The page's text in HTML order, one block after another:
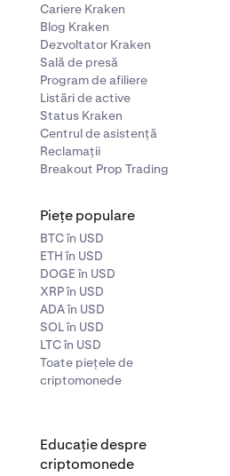
Cariere Kraken
Blog Kraken
Dezvoltator Kraken
Sală de presă
Program de afiliere
Listări de active
Status Kraken
Centrul de asistență
Reclamații
Breakout Prop Trading
Piețe populare
BTC în USD
ETH în USD
DOGE în USD
XRP în USD
ADA în USD
SOL în USD
LTC în USD
Toate piețele de
criptomonede
Educație despre
criptomonede